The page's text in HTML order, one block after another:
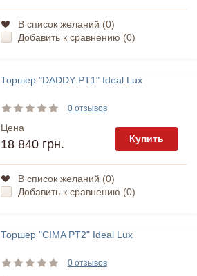
В список желаний (0)
Добавить к сравнению (0)
Торшер "DADDY PT1" Ideal Lux
0 отзывов
Цена
18 840 грн. Купить
В список желаний (0)
Добавить к сравнению (0)
Торшер "CIMA PT2" Ideal Lux
0 отзывов